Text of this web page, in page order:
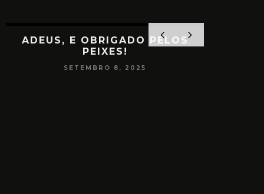
ADEUS, E OBRIGADO PELOS
PEIXES!
SETEMBRO 8, 2025